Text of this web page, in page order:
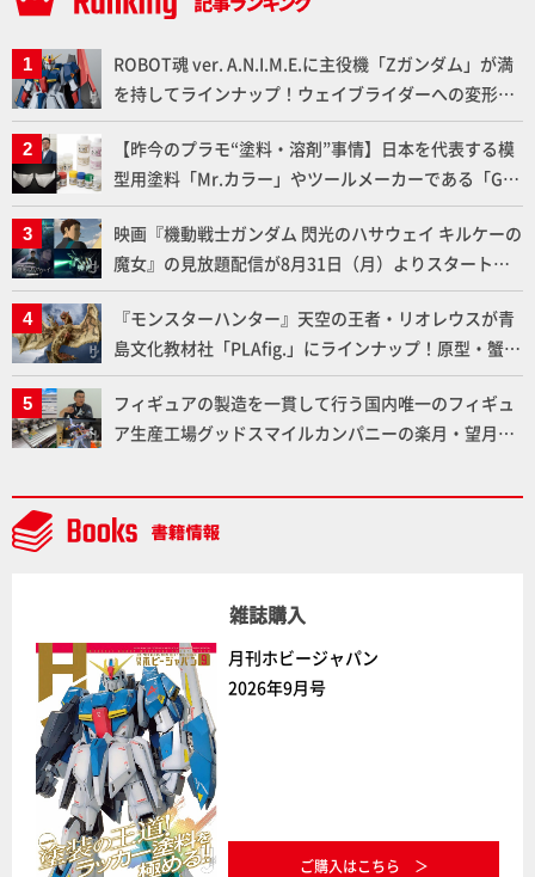
ROBOT魂 ver. A.N.I.M.E.に主役機「Zガンダム」が満
を持してラインナップ！ウェイブライダーへの変形、
劇中どおりのプロポーションを再現【機動戦士Zガン
ダム】
【昨今のプラモ“塗料・溶剤”事情】日本を代表する模
型用塗料「Mr.カラー」やツールメーカーである「GSI
クレオス」が語るラッカー塗料の未来とは？
映画『機動戦士ガンダム 閃光のハサウェイ キルケーの
魔女』の見放題配信が8月31日（月）よりスタート！
Prime Videoで国内独占配信
『モンスターハンター』天空の王者・リオレウスが青
島文化教材社「PLAfig.」にラインナップ！原型・蟹蟲
修造氏の彩色作例で超ハイディテールかつ躍動感に満
ちた造形をチェック
フィギュアの製造を一貫して行う国内唯一のフィギュ
ア生産工場グッドスマイルカンパニーの楽月・望月工
AAAヴンダー』の続報も！
雑誌購入
月刊ホビージャパン
2026年9月号
ご購入はこちら